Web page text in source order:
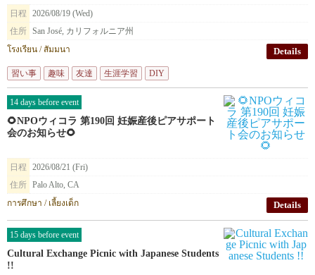
日程
2026/08/19 (Wed)
住所 San José, カリフォルニア州
โรงเรียน / สัมมนา
Details
習い事 趣味 友達 生涯学習 DIY
14 days before event
🌻NPOウィコラ 第190回 妊娠産後ピアサポート
会のお知らせ🌻
日程
2026/08/21 (Fri)
住所 Palo Alto, CA
การศึกษา / เลี้ยงเด็ก
Details
15 days before event
Cultural Exchange Picnic with Japanese Students
!!